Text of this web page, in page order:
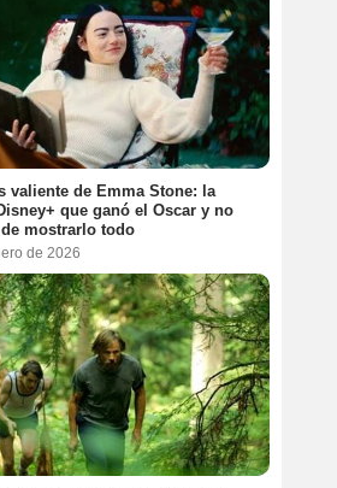
valiente de Emma Stone: la
que ganó el Oscar y no
mostrarlo todo
de 2026